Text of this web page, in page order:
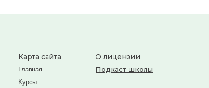
Карта сайта
Главная
Курсы
Подкаст школы
О лицензии